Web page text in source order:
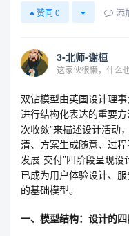
赞同 0 添
3-北师-谢桓
这家伙很懒，什么
双钻模型由英国设计理
进行结构化表达的重要
次收敛”来描述设计活动
清、方案生成随意、过
发展-交付”四阶段呈现设
已成为用户体验设计、
的基础模型。
一、模型结构：设计的